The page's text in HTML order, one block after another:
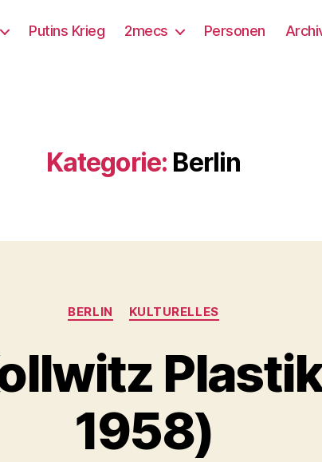
Putins Krieg 2mecs Personen
Kategorie: Berlin
Kategorien
BERLIN KULTURELLES
1958)